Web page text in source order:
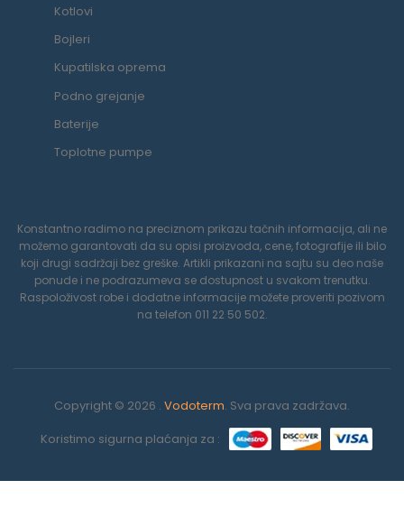
Kotlovi
Bojleri
Kupatilska oprema
Podno grejanje
Baterije
Toplotne pumpe
Konstantno radimo na preciznom prikazu tačnih informacija, ali ne
možemo garantovati da su opisi proizvoda, cene, fotografije ili bilo
koji drugi sadržaji bez greške. Artikli prikazani na sajtu su deo naše
ponude i ne podrazumeva se dostupnost u svakom trenutku.
Raspoloživost robe i dodatne informacije možete proveriti pozivom
na telefon 011 22 50 502.
Copyright © 2026 . Vodoterm. Sva prava zadržava.
Koristimo sigurna plaćanja za :